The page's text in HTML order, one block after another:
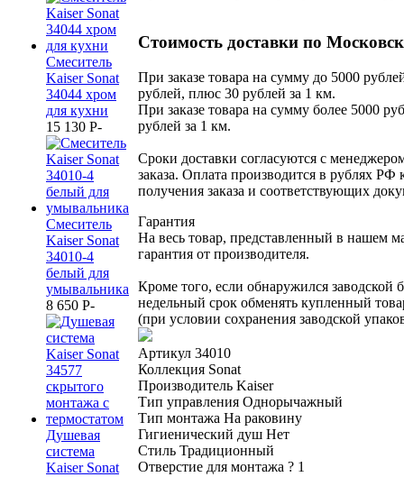
Смеситель
Kaiser Sonat
34044 хром
для кухни
15 130 P-
Смеситель
Kaiser Sonat
34010-4
белый для
умывальника
8 650 P-
Душевая
система
Kaiser Sonat
Стоимость доставки по
При заказе товара на сумму до 5000
рублей, плюс 30 рублей за 1 км.
При заказе товара на сумму более 5000
рублей за 1 км.
Сроки доставки согласуются с
заказа. Оплата производится в рублях РФ
получения заказа и соответствующих
Гарантия
На весь товар, представленный в нашем
гарантия от производителя.
Кроме того, если обнаружился заводской
недельный срок обменять купленный
(при условии сохранения заводской
Артикул 34010
Коллекция Sonat
Производитель Kaiser
Тип управления Однорычажный
Тип монтажа На раковину
Гигиенический душ Нет
Стиль Традиционный
Отверстие для монтажа ? 1